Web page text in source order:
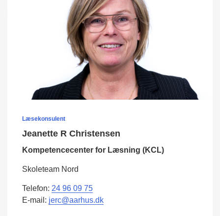
Læsekonsulent
Jeanette R Christensen
Kompetencecenter for Læsning (KCL)
Skoleteam Nord
Telefon: 24 96 09 75
E-mail: jerc@aarhus.dk